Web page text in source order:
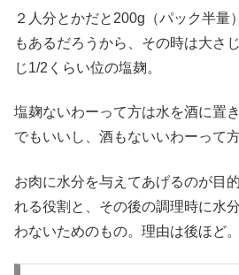
２人分とかだと200g（パック半量
もあるだろうから、その時は大さ
じ1/2くらい位の塩麹。
塩麹ないわーって方は水を酒に置
でもいいし、酒もないいわーって
お肉に水分を与えてあげるのが目
れる役割と、その後の調理時に水
わないためのもの。理由は後ほど。